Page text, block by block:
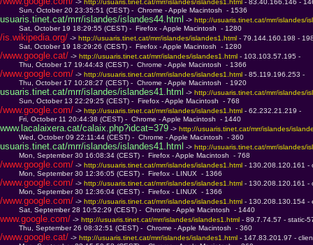
-> http://usuaris.tinet.cat/mrr/islandes/islandes1.html - 83.40.166.146 -
Sun, October 20 23:35:51 (CEST) -  Chrome - Apple Macintosh  - 1536
usuaris.tinet.cat/mrr/islandes/islandes44.html -> http://usuaris.tinet.cat/mrr/islandes/
Sat, October 19 18:29:55 (CEST) -  Firefox - Apple Macintosh  - 1280
/is.wikipedia.org/ -> http://usuaris.tinet.cat/mrr/islandes/islandes1.html - 79.144.160.198 -
Sat, October 19 18:29:26 (CEST) -  Firefox - Apple Macintosh  - 1280
/www.google.cat/ -> http://usuaris.tinet.cat/mrr/islandes/islandes1.html - 103.103.57.195 -
Thu, October 17 19:44:43 (CEST) -  Chrome - Apple Macintosh  - 1366
/www.google.com/ -> http://usuaris.tinet.cat/mrr/islandes/islandes1.html - 85.119.196.253 -
Thu, October 17 10:28:27 (CEST) -  Chrome - Apple Macintosh  - 1920
usuaris.tinet.cat/mrr/islandes/islandes41.html -> http://usuaris.tinet.cat/mrr/islandes/
Sun, October 13 22:29:25 (CEST) -  Firefox - Apple Macintosh  - 768
/www.google.com/ -> http://usuaris.tinet.cat/mrr/islandes/islandes1.html - 62.232.21.219 -
Fri, October 11 20:44:38 (CEST) -  Chrome - Apple Macintosh  - 1440
www.lacalaixera.cat/calaix.php?idcat=379 -> http://usuaris.tinet.cat/mrr/islandes/
Wed, October 09 22:11:44 (CEST) -  Chrome - Apple Macintosh  - 360
usuaris.tinet.cat/mrr/islandes/islandes41.html -> http://usuaris.tinet.cat/mrr/islandes/
Mon, September 30 16:08:34 (CEST) -  Firefox - Apple Macintosh  - 768
/www.google.com/ -> http://usuaris.tinet.cat/mrr/islandes/islandes1.html - 130.208.120.161 -
Mon, September 30 12:36:05 (CEST) -  Firefox - LINUX  - 1366
/www.google.com/ -> http://usuaris.tinet.cat/mrr/islandes/islandes1.html - 130.208.120.161 -
Mon, September 30 12:36:04 (CEST) -  Firefox - LINUX  - 1366
/www.google.com/ -> http://usuaris.tinet.cat/mrr/islandes/islandes1.html - 130.208.130.154 -
Sat, September 28 10:52:29 (CEST) -  Chrome - Apple Macintosh  - 1440
www.google.com/ -> http://usuaris.tinet.cat/mrr/islandes/islandes1.html - 89.7.74.57 - static-
Thu, September 26 08:32:51 (CEST) -  Chrome - Apple Macintosh  - 360
/www.google.cat/ -> http://usuaris.tinet.cat/mrr/islandes/islandes1.html - 147.83.201.97 -